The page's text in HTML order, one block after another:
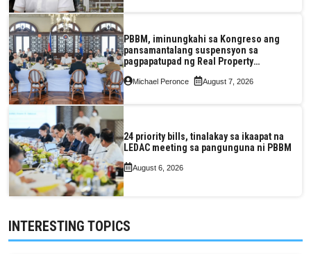
PBBM, iminungkahi sa Kongreso ang
pansamantalang suspensyon sa
pagpapatupad ng Real Property
Valuation and Assessment Reform Act
Michael Peronce August 7, 2026
24 priority bills, tinalakay sa ikaapat na
LEDAC meeting sa pangunguna ni PBBM
August 6, 2026
INTERESTING TOPICS